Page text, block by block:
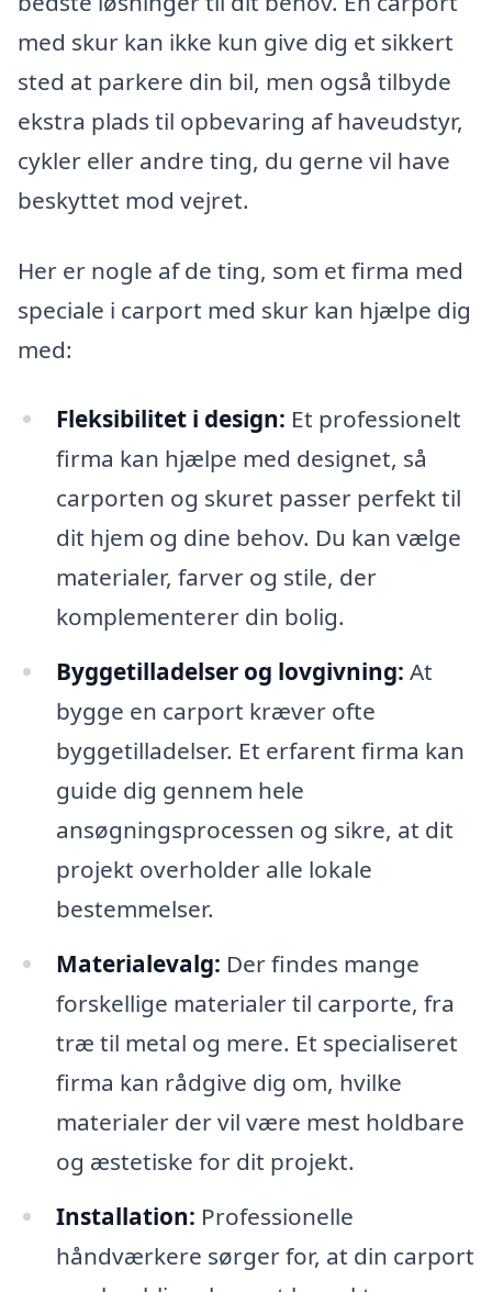
med skur kan ikke kun give dig et sikkert
sted at parkere din bil, men også tilbyde
ekstra plads til opbevaring af haveudstyr,
cykler eller andre ting, du gerne vil have
beskyttet mod vejret.
Her er nogle af de ting, som et firma med
speciale i carport med skur kan hjælpe dig
med:
Fleksibilitet i design: Et professionelt
firma kan hjælpe med designet, så
carporten og skuret passer perfekt til
dit hjem og dine behov. Du kan vælge
materialer, farver og stile, der
komplementerer din bolig.
Byggetilladelser og lovgivning: At
bygge en carport kræver ofte
byggetilladelser. Et erfarent firma kan
guide dig gennem hele
ansøgningsprocessen og sikre, at dit
projekt overholder alle lokale
bestemmelser.
Materialevalg: Der findes mange
forskellige materialer til carporte, fra
træ til metal og mere. Et specialiseret
firma kan rådgive dig om, hvilke
materialer der vil være mest holdbare
og æstetiske for dit projekt.
Installation: Professionelle
håndværkere sørger for, at din carport